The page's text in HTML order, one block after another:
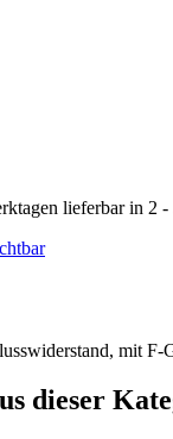
lieferbar in 2 -
mit F-
dieser